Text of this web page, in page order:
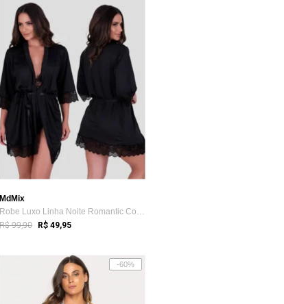
MdMix
Robe Luxo Linha Noite Romantic Com Detal...
99,90 R$ 49,95
-60%